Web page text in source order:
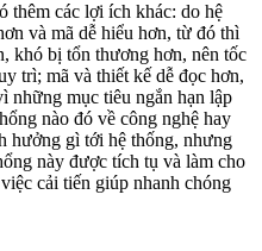
thêm các lợi ích khác: do hệ
và mã dễ hiểu hơn, từ đó thì
khó bị tổn thương hơn, nên tốc
trì; mã và thiết kế dễ đọc hơn,
những mục tiêu ngắn hạn lập
nào đó về công nghệ hay
hưởng gì tới hệ thống, nhưng
này được tích tụ và làm cho
cải tiến giúp nhanh chóng